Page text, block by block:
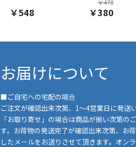
￥548
￥478
￥380
お届けについて
■ご自宅への宅配の場合
ご注文が確認出来次第、1～4営業日に発送い
「お取り寄せ」の場合は商品が揃い次第の
す。お荷物の発送完了が確認出来次第、お
したメールをお送りさせて頂きます。オン